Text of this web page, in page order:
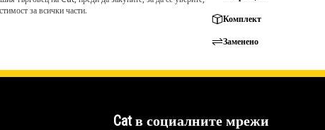
за всички части.
Комплект
Заменено
Cat в социалните мрежи